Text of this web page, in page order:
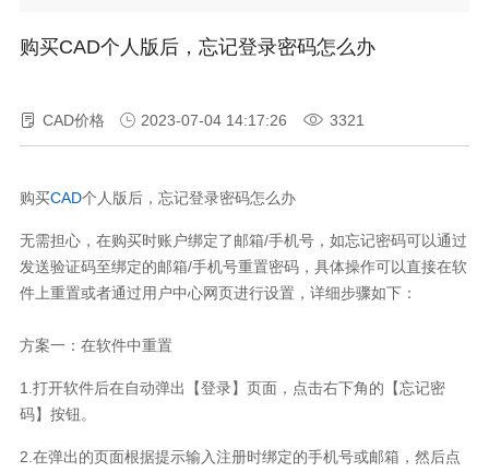
购买CAD个人版后，忘记登录密码怎么办
CAD价格 2023-07-04 14:17:26 3321
购买CAD个人版后，忘记登录密码怎么办
无需担心，在购买时账户绑定了邮箱/手机号，如忘记密码可以通过
发送验证码至绑定的邮箱/手机号重置密码，具体操作可以直接在软
件上重置或者通过用户中心网页进行设置，详细步骤如下：
方案一：在软件中重置
1.打开软件后在自动弹出【登录】页面，点击右下角的【忘记密
码】按钮。
2.在弹出的页面根据提示输入注册时绑定的手机号或邮箱，然后点